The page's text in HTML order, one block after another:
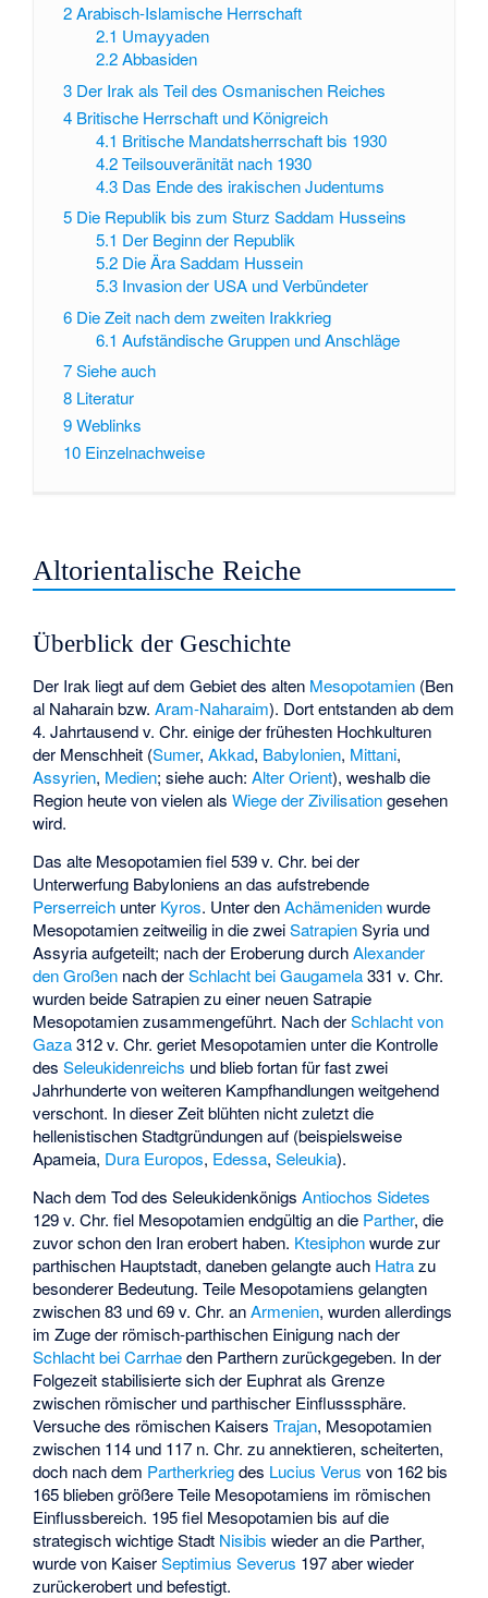
2Arabisch-Islamische Herrschaft
2.1 Umayyaden
2.2 Abbasiden
3 Der Irak als Teil des Osmanischen Reiches
4 Britische Herrschaft und Königreich
4.1 Britische Mandatsherrschaft bis 1930
4.2 Teilsouveränität nach 1930
4.3 Das Ende des irakischen Judentums
5 Die Republik bis zum Sturz Saddam Husseins
5.1 Der Beginn der Republik
5.2 Die Ära Saddam Hussein
5.3 Invasion der USA und Verbündeter
6 Die Zeit nach dem zweiten Irakkrieg
6.1 Aufständische Gruppen und Anschläge
7Siehe auch
8 Literatur
9Weblinks
10 Einzelnachweise
Altorientalische Reiche
Überblick der Geschichte
Der Irak liegt auf dem Gebiet des alten Mesopotamien (Ben
al Naharain bzw.Aram-Naharaim). Dort entstanden ab dem
4. Jahrtausend v. Chr. einige der frühesten Hochkulturen
der Menschheit (Sumer,Akkad, Babylonien, Mittani,
Assyrien, Medien; siehe auch:Alter Orient), weshalb die
Region heute von vielen alsWiege der Zivilisationgesehen
wird.
Das alte Mesopotamien fiel 539 v. Chr. bei der
Unterwerfung Babyloniens an das aufstrebende
Perserreich unter Kyros. Unter denAchämenidenwurde
Mesopotamien zeitweilig in die zweiSatrapienSyria und
Assyria aufgeteilt; nach der Eroberung durchAlexander
den Großen nach derSchlacht bei Gaugamela331 v. Chr.
wurden beide Satrapien zu einer neuen Satrapie
Mesopotamien zusammengeführt. Nach derSchlacht von
Gaza312 v. Chr. geriet Mesopotamien unter die Kontrolle
desSeleukidenreichs und blieb fortan für fast zwei
Jahrhunderte von weiteren Kampfhandlungen weitgehend
verschont. In dieser Zeit blühten nicht zuletzt die
hellenistischen Stadtgründungen auf (beispielsweise
Apameia, Dura Europos, Edessa,Seleukia).
Nach dem Tod des SeleukidenkönigsAntiochos Sidetes
129 v. Chr. fiel Mesopotamien endgültig an die Parther, die
zuvor schon den Iran erobert haben. Ktesiphonwurde zur
parthischen Hauptstadt, daneben gelangte auch Hatrazu
besonderer Bedeutung. Teile Mesopotamiens gelangten
zwischen 83 und 69 v. Chr. anArmenien, wurden allerdings
im Zuge der römisch-parthischen Einigung nach der
Schlacht bei Carrhaeden Parthern zurückgegeben. In der
Folgezeit stabilisierte sich der Euphrat als Grenze
zwischen römischer und parthischer Einflusssphäre.
Versuche des römischen KaisersTrajan, Mesopotamien
zwischen 114 und 117 n. Chr. zu annektieren, scheiterten,
doch nach dem Partherkriegdes Lucius Verus von 162 bis
165 blieben größere Teile Mesopotamiens im römischen
Einflussbereich. 195 fiel Mesopotamien bis auf die
strategisch wichtige Stadt Nisibis wieder an die Parther,
wurde von KaiserSeptimius Severus 197 aber wieder
zurückerobert und befestigt.